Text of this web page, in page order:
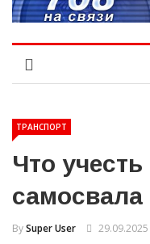
ТРАНСПОРТ
Что
самосвала
BySuper User